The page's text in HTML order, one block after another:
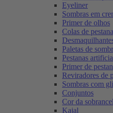
Eyeliner
Sombras em
Primer de olhos
Colas de
Paletas de
Pestanas
Primer de
Reviradores de
Sombras com
Conjuntos
Cor da
Kajal